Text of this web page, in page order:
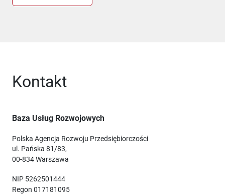
Kontakt
Baza Usług Rozwojowych
Polska Agencja Rozwoju Przedsiębiorczości
ul. Pańska 81/83,
00-834 Warszawa
NIP 5262501444
Regon 017181095